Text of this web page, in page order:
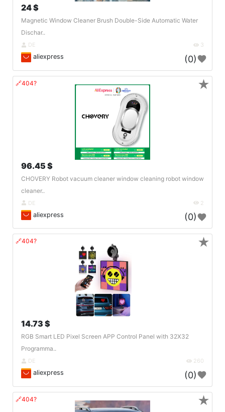
24 $
Magnetic Window Cleaner Brush Double-Side Automatic Water
Dischar..
DE 3
aliexpress (0)
🔗404?
96.45 $
CHOVERY Robot vacuum cleaner window cleaning robot window
cleaner..
DE 2
aliexpress (0)
★
🔗404?
14.73 $
RGB Smart LED Pixel Screen APP Control Panel with 32X32
Programma..
DE 260
aliexpress (0)
★
🔗404? ★